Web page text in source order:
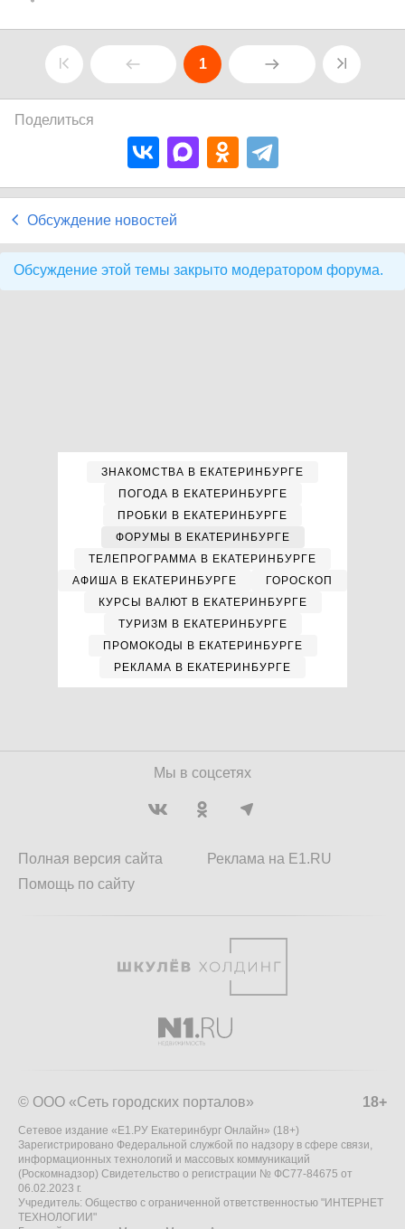
1
Поделиться
Обсуждение новостей
Обсуждение этой темы закрыто модератором форума.
ЗНАКОМСТВА В ЕКАТЕРИНБУРГЕ
ПОГОДА В ЕКАТЕРИНБУРГЕ
ПРОБКИ В ЕКАТЕРИНБУРГЕ
ФОРУМЫ В ЕКАТЕРИНБУРГЕ
ТЕЛЕПРОГРАММА В ЕКАТЕРИНБУРГЕ
АФИША В ЕКАТЕРИНБУРГЕ
ГОРОСКОП
КУРСЫ ВАЛЮТ В ЕКАТЕРИНБУРГЕ
ТУРИЗМ В ЕКАТЕРИНБУРГЕ
ПРОМОКОДЫ В ЕКАТЕРИНБУРГЕ
РЕКЛАМА В ЕКАТЕРИНБУРГЕ
Мы в соцсетях
Полная версия сайта
Помощь по сайту
Реклама на E1.RU
18+
© ООО «Сеть городских порталов»
Сетевое издание «Е1.РУ Екатеринбург Онлайн» (18+)
Зарегистрировано Федеральной службой по надзору в сфере связи,
информационных технологий и массовых коммуникаций
(Роскомнадзор) Свидетельство о регистрации № ФС77-84675 от
06.02.2023 г.
Учредитель: Общество с ограниченной ответственностью "ИНТЕРНЕТ
ТЕХНОЛОГИИ"